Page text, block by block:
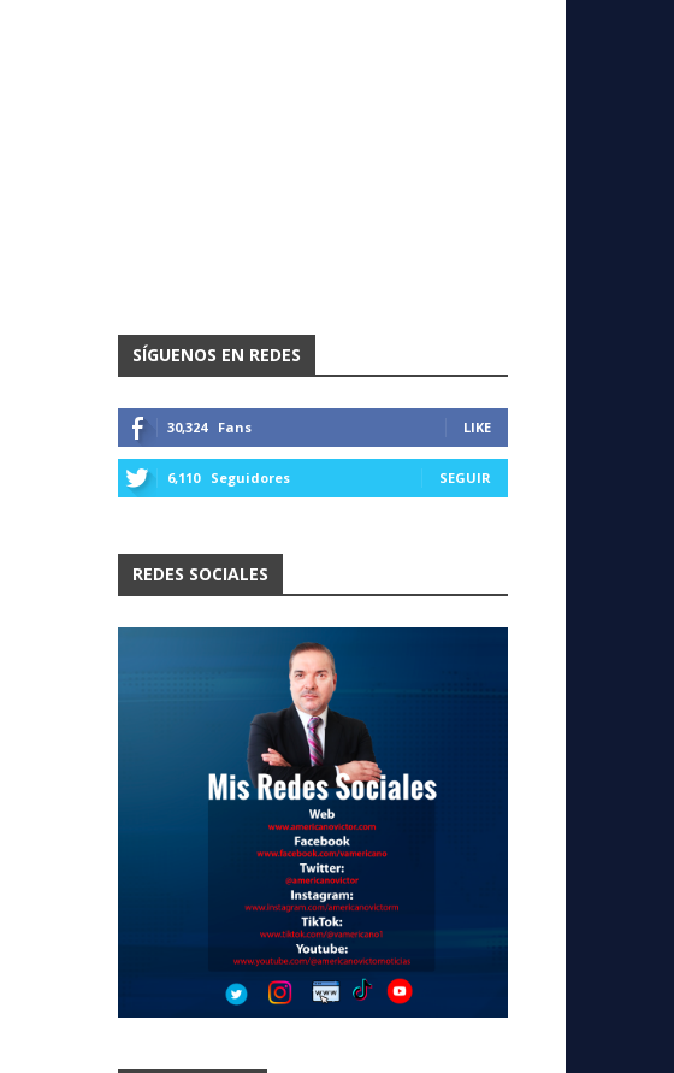
SÍGUENOS EN REDES
30,324 Fans LIKE
6,110 Seguidores SEGUIR
REDES SOCIALES